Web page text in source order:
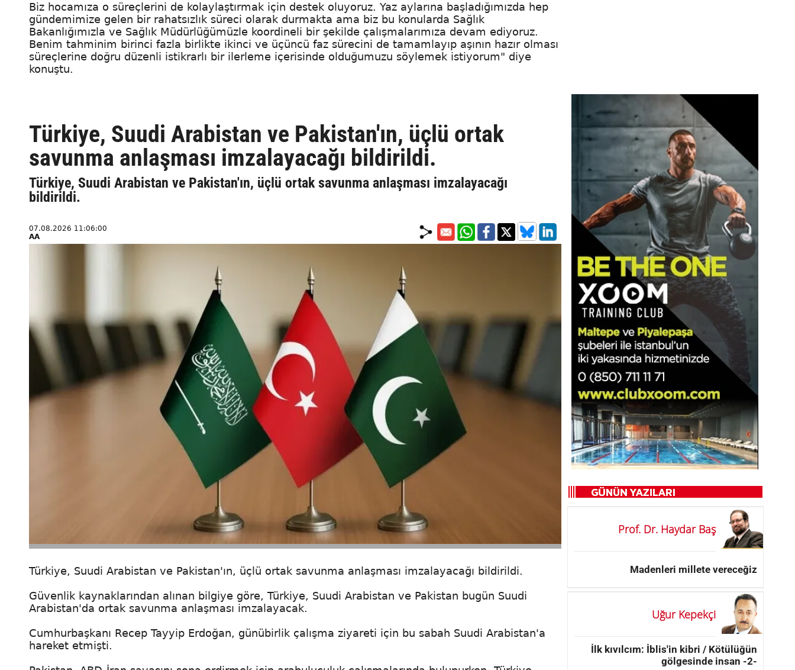
Biz hocamıza o süreçlerini de kolaylaştırmak için destek oluyoruz. Yaz aylarına başladığımızda hep
gündemimize gelen bir rahatsızlık süreci olarak durmakta ama biz bu konularda Sağlık
Bakanlığımızla ve Sağlık Müdürlüğümüzle koordineli bir şekilde çalışmalarımıza devam ediyoruz.
Benim tahminim birinci fazla birlikte ikinci ve üçüncü faz sürecini de tamamlayıp aşının hazır olması
süreçlerine doğru düzenli istikrarlı bir ilerleme içerisinde olduğumuzu söylemek istiyorum" diye
konuştu.
Türkiye, Suudi Arabistan ve Pakistan'ın, üçlü ortak
savunma anlaşması imzalayacağı bildirildi.
Türkiye, Suudi Arabistan ve Pakistan'ın, üçlü ortak savunma anlaşması imzalayacağı
bildirildi.
07.08.2026 11:06:00
AA
Türkiye, Suudi Arabistan ve Pakistan'ın, üçlü ortak savunma anlaşması imzalayacağı bildirildi.
Güvenlik kaynaklarından alınan bilgiye göre, Türkiye, Suudi Arabistan ve Pakistan bugün Suudi
Arabistan'da ortak savunma anlaşması imzalayacak.
Cumhurbaşkanı Recep Tayyip Erdoğan, günübirlik çalışma ziyareti için bu sabah Suudi Arabistan'a
hareket etmişti.
Prof. Dr. Haydar Baş
Madenleri millete vereceğiz
Uğur Kepekçi
İlk kıvılcım: İblis'in kibri / Kötülüğün
gölgesinde insan -2-